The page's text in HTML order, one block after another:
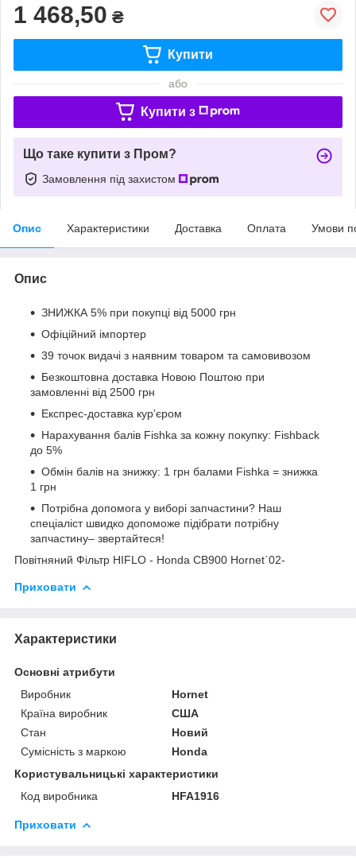
1 468,50 ₴
Купити
або
Купити з
Що таке купити з Пром?
Замовлення під захистом
Опис Характеристики Доставка Оплата Умови
Опис
ЗНИЖКА 5% при покупці від 5000 грн
Офіційний імпортер
39 точок видачі з наявним товаром та самовивозом
Безкоштовна доставка Новою Поштою при
замовленні від 2500 грн
Експрес-доставка кур’єром
Нарахування балів Fishka за кожну покупку: Fishback
до 5%
Обмін балів на знижку: 1 грн балами Fishka = знижка
1 грн
Потрібна допомога у виборі запчастини? Наш
спеціаліст швидко допоможе підібрати потрібну
запчастину– звертайтеся!
Повітняний Фільтр HIFLO - Honda CB900 Hornet`02-
Приховати
Характеристики
Основні атрибути
Виробник
Hornet
Країна виробник
США
Стан
Новий
Сумісність з маркою
Honda
Користувальницькі характеристики
Код виробника
HFA1916
Приховати